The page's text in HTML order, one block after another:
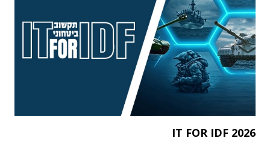
IT FOR IDF 2026